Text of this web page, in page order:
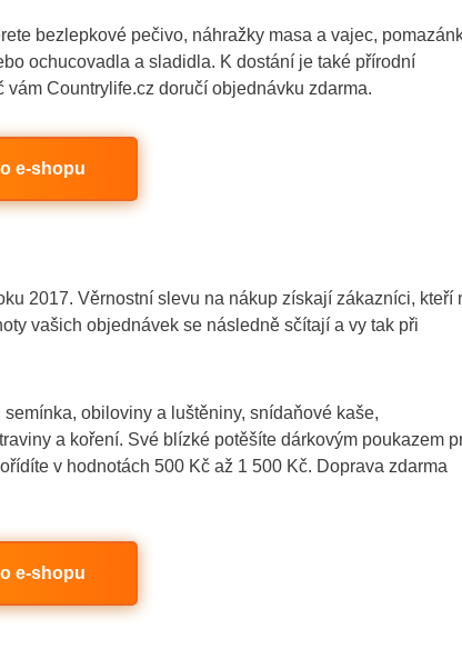
bezlepkové pečivo, náhražky masa a vajec,
ochucovadla a sladidla. K dostání je také přírodní
Countrylife.cz doručí objednávku zdarma.
e-shopu
2017. Věrnostní slevu na nákup získají zákazníci, kteří
vašich objednávek se následně sčítají a vy tak při
semínka, obiloviny a luštěniny, snídaňové kaše,
a koření. Své blízké potěšíte dárkovým poukazem
v hodnotách 500 Kč až 1 500 Kč. Doprava zdarma
e-shopu